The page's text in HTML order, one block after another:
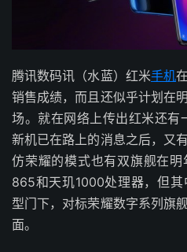
腾讯数码讯（水蓝）红米手机
销售成绩，而且还似乎计划在
场。就在网络上传出红米还有
新机已在路上的消息之后，又
仿荣耀的模式也有双旗舰在
865和天玑1000处理器，但
型门下，对标荣耀数字系列旗
面。